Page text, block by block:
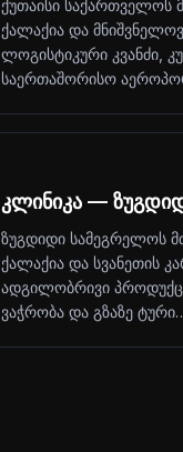
ქუთაისი საქართველოს
ქალაქია და
ლოგისტიკური კვანძი,
საერთაშორისო
კლინიკა —
ზუგდიდი სამეგრელოს
ქალაქია და სვანეთის
ადგილობრივი
ვაჭრობა და გზაზე